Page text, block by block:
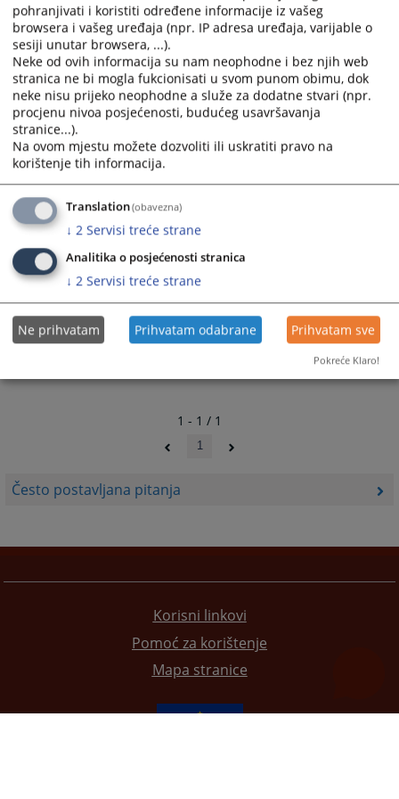
Često postavljana pitanja
the
calendar
and
select
a
date.
Press
the
question
mark
key
to
get
the
keyboard
shortcuts
for
changing
the
calendar
and
select
a
date.
the
question
mark
key
to
get
keyboard
shortcuts
for
changing
...
29.06.2012.
1 - 1 / 1
1
Korisni linkovi
Pomoć za korištenje
Mapa stranice
pohranjivati i koristiti određene informacije iz vašeg
browsera i vašeg uređaja (npr. IP adresa uređaja, varijable o
sesiji unutar browsera, ...).
Neke od ovih informacija su nam neophodne i bez njih web
stranica ne bi mogla fukcionisati u svom punom obimu, dok
neke nisu prijeko neophodne a služe za dodatne stvari (npr.
procjenu nivoa posjećenosti, budućeg usavršavanja
stranice...).
Na ovom mjestu možete dozvoliti ili uskratiti pravo na
korištenje tih informacija.
Translation(obavezna)
↓ 2 Servisi treće strane
Analitika o posjećenosti stranica
↓ 2 Servisi treće strane
Ne prihvatam Prihvatam odabrane Prihvatam sve
Pokreće Klaro!